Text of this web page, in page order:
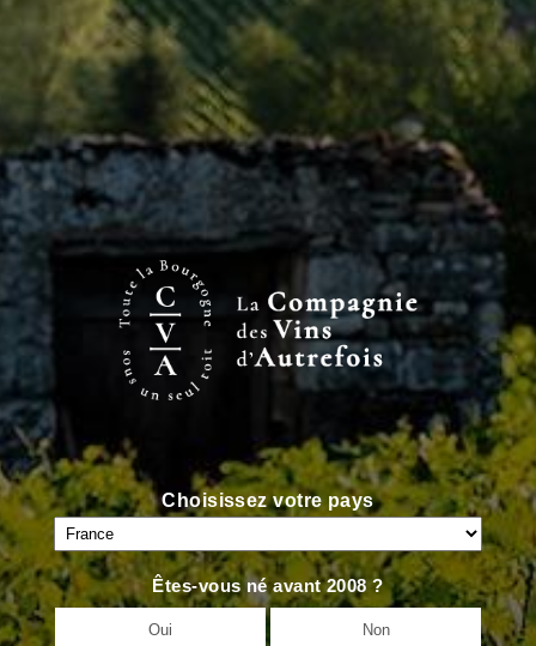
Choisissez votre pays
Êtes-vous né avant 2008 ?
Oui Non
Couleur
VIN PRÉCÉDENT
VIN SUIVANT >